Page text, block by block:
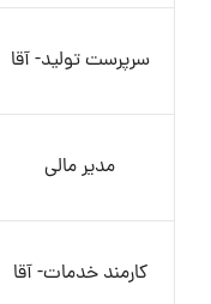
سرپرست تولید- آقا
مدیر مالی
کارمند خدمات- آقا